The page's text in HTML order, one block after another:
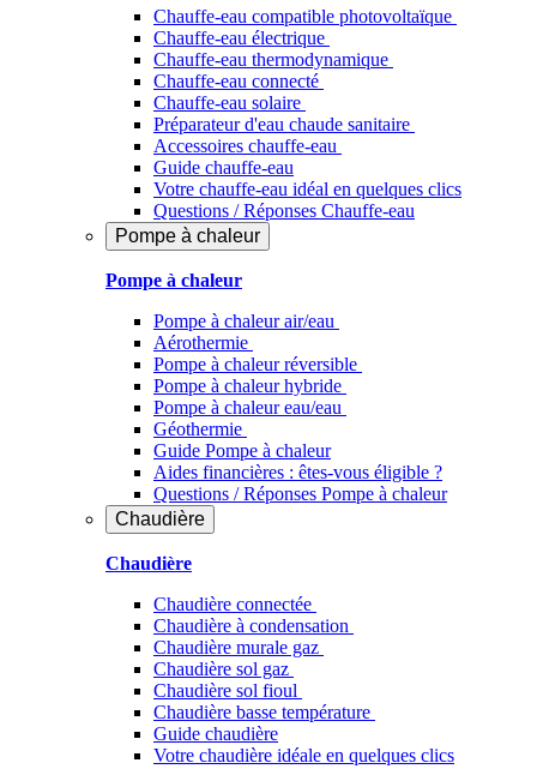
Chauffe-eau compatible photovoltaïque
Chauffe-eau électrique
Chauffe-eau thermodynamique
Chauffe-eau connecté
Chauffe-eau solaire
Préparateur d'eau chaude sanitaire
Accessoires chauffe-eau
Guide chauffe-eau
Votre chauffe-eau idéal en quelques clics
Questions / Réponses Chauffe-eau
Pompe à chaleur
Pompe à chaleur
Pompe à chaleur air/eau
Aérothermie
Pompe à chaleur réversible
Pompe à chaleur hybride
Pompe à chaleur​ eau/eau
Géothermie
Guide Pompe à chaleur
Aides financières : êtes-vous éligible ?
Questions / Réponses Pompe à chaleur
Chaudière
Chaudière
Chaudière connectée
Chaudière à condensation
Chaudière murale gaz
Chaudière sol gaz
Chaudière sol fioul
Chaudière basse température
Guide chaudière
Votre chaudière idéale en quelques clics